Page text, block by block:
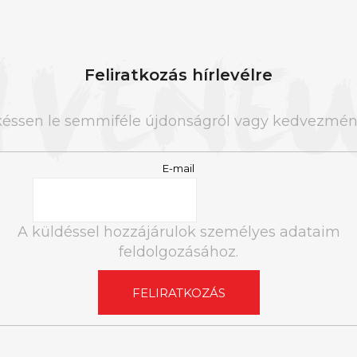
Feliratkozás hírlevélre
le semmiféle újdonságról vagy
E-mail
A küldéssel hozzájárulok személyes adataim
feldolgozásához.
FELIRATKOZÁS